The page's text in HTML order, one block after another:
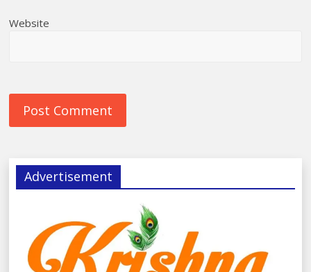
Website
Advertisement